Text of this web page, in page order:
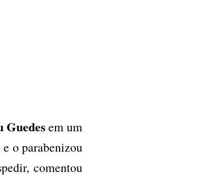
Guedesem um
o parabenizou
comentou